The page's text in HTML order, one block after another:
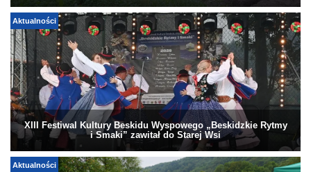
Aktualności
XIII Festiwal Kultury Beskidu Wyspowego „Beskidzkie Rytmy
i Smaki” zawitał do Starej Wsi
Aktualności